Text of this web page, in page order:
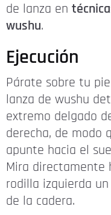
de lanza en
wushu.
Ejecución
Párate sobre tu
lanza de wushu
extremo delgado
derecha, de modo
apunte hacia el
Mira directamente
rodilla izquierda
de la cadera.